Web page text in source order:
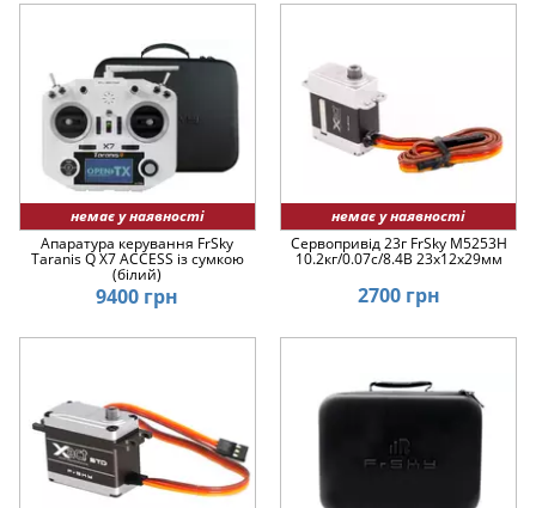
немає у наявності
Апаратура керування FrSky
Taranis Q X7 ACCESS із сумкою
(білий)
9400 грн
немає у наявності
Сервопривід 23г FrSky M5253H
10.2кг/0.07с/8.4В 23x12x29мм
2700 грн